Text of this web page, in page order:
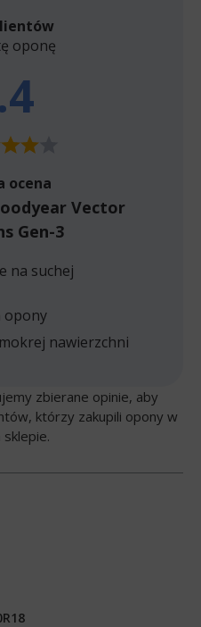
oponę
ocena
Vector
Gen-3
na suchej
opony
nawierzchni
zbierane opinie, aby
którzy zakupili opony w
sklepie.